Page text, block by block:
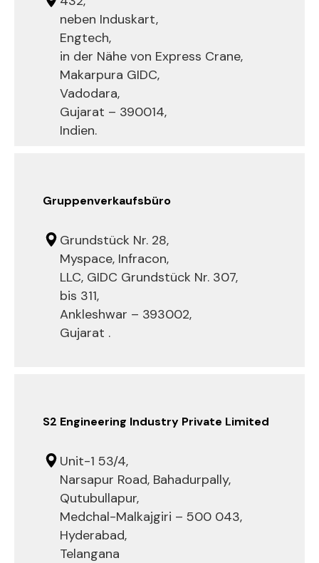
neben Induskart,
Engtech,
in der Nähe von Express Crane,
Makarpura GIDC,
Vadodara,
Gujarat – 390014,
Indien.
Gruppenverkaufsbüro
Grundstück Nr. 28,
Myspace, Infracon,
LLC, GIDC Grundstück Nr. 307,
bis 311,
Ankleshwar – 393002,
Gujarat .
S2 Engineering Industry Private Limited
Unit-1 53/4,
Narsapur Road, Bahadurpally,
Qutubullapur,
Medchal-Malkajgiri – 500 043,
Hyderabad,
Telangana